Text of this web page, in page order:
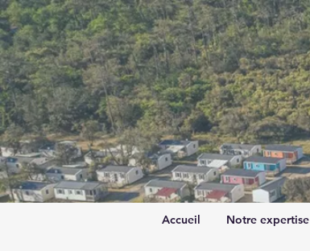
Accueil Notre expertise